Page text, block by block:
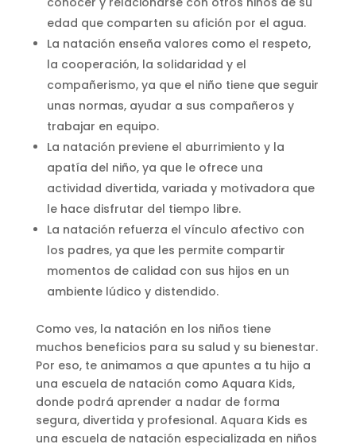
edad que comparten su afición por el agua.
La natación enseña valores como el respeto,
la cooperación, la solidaridad y el
compañerismo, ya que el niño tiene que seguir
unas normas, ayudar a sus compañeros y
trabajar en equipo.
La natación previene el aburrimiento y la
apatía del niño, ya que le ofrece una
actividad divertida, variada y motivadora que
le hace disfrutar del tiempo libre.
La natación refuerza el vínculo afectivo con
los padres, ya que les permite compartir
momentos de calidad con sus hijos en un
ambiente lúdico y distendido.
Como ves, la natación en los niños tiene
muchos beneficios para su salud y su bienestar.
Por eso, te animamos a que apuntes a tu hijo a
una escuela de natación como Aquara Kids,
donde podrá aprender a nadar de forma
segura, divertida y profesional. Aquara Kids es
una escuela de natación especializada en niños